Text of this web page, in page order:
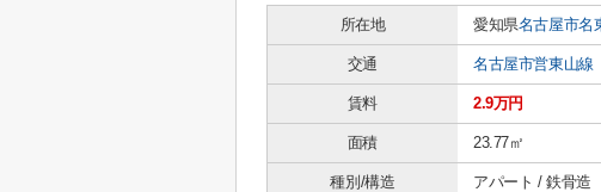
所在地
愛知県名古屋市名
交通 名古屋市営東山線
賃料 2.9万円
面積 23.77㎡
種別/構造 アパート / 鉄骨造